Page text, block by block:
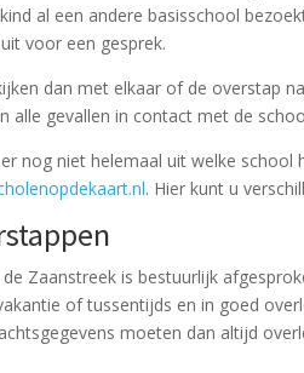
al een andere basisschool
voor een gesprek.
dan met elkaar of de overstap
alle gevallen in contact met de
nog niet helemaal uit welke school
. Hier kunt u
de Zaanstreek is bestuurlijk
of tussentijds en in goed
moeten dan altijd